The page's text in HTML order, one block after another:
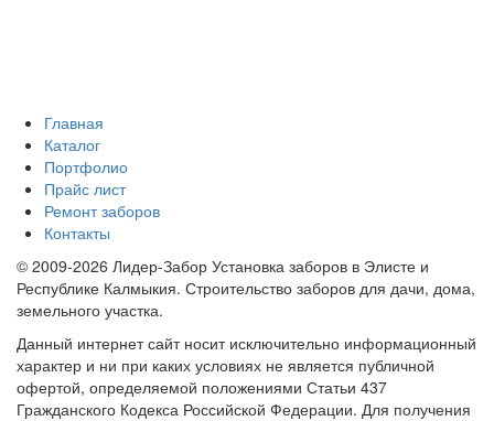
Главная
Каталог
Портфолио
Прайс лист
Ремонт заборов
Контакты
© 2009-2026 Лидер-Забор Установка заборов в Элисте и
Республике Калмыкия. Строительство заборов для дачи, дома,
земельного участка.
Данный интернет сайт носит исключительно информационный
характер и ни при каких условиях не является публичной
офертой, определяемой положениями Статьи 437
Гражданского Кодекса Российской Федерации. Для получения